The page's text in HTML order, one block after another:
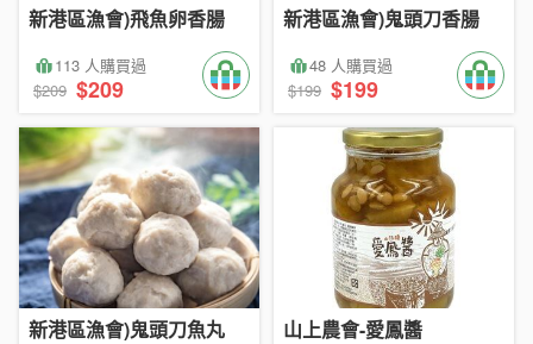
新港區漁會)飛魚卵香腸
113 人購買過
$209 $209
新港區漁會)鬼頭刀香腸
48 人購買過
$199 $199
新港區漁會)鬼頭刀魚丸 山上農會-愛鳳醬